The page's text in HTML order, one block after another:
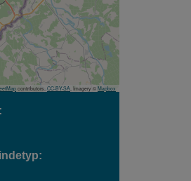
contributors, CC-BY-SA, Imagery © Mapbox